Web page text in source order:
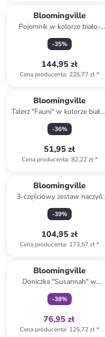
Bloomingville
Pojemnik w kolorze biało-
żółto-pomarańczowym - wys.
12 x Ø 11 cm
-35%
144,95 zł
Cena producenta: 225,77 zł*
Bloomingville
Talerz "Fauni" w kolorze biało-
czerwonym do serwowania -
15 x 11,5 cm
-36%
51,95 zł
Cena producenta: 82,22 zł*
Bloomingville
3-częściowy zestaw naczyń
"Jesse" w kolorze biało-
pomarańczowym dla dzieci
-39%
104,95 zł
Cena producenta: 173,57 zł*
Bloomingville
Doniczka "Susannah" w
kolorze niebieskim - wys. 10 x
Ø 12 cm
-38%
76,95 zł
Cena producenta: 125,72 zł*